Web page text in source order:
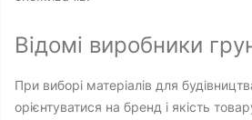
Відомі виробники
При виборі матеріалів для
орієнтуватися на бренд і якість